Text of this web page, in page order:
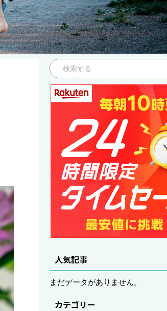
人気記事
まだデータがありません。
カテゴリー